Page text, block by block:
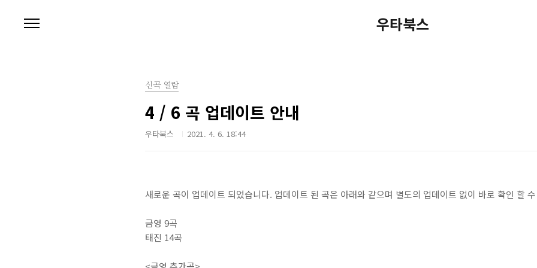
우타북스
신곡 열람
4 / 6 곡 업데이트 안내
우타북스 2021. 4. 6. 18:44
새로운 곡이 업데이트 되었습니다. 업데이트 된 곡은 아래와 같으며 별도의 업데이트 없이 바로 확인 할
금영 9곡
태진 14곡